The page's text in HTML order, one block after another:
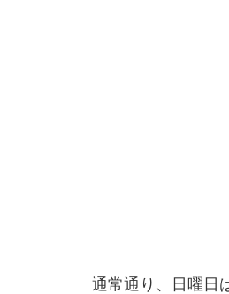
通常通り、日曜日